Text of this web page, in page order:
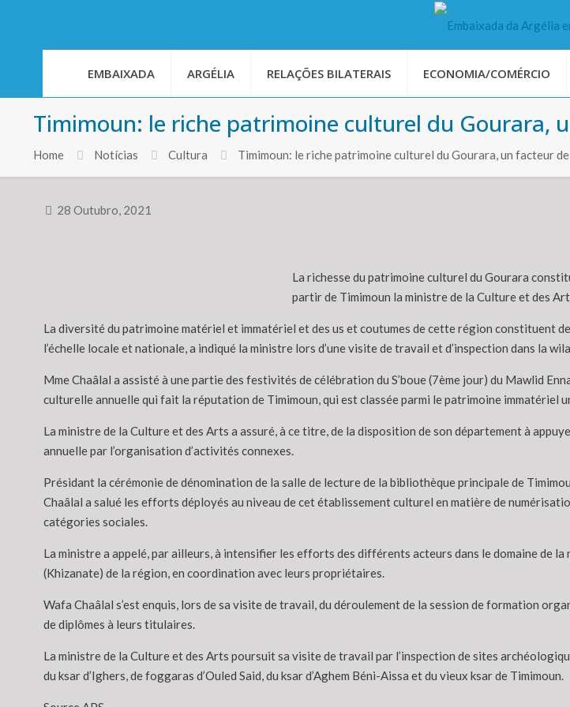
EMBAIXADA ARGÉLIA RELAÇÕES BILATERAIS ECONOMIA/COMÉRCIO
Timimoun: le riche patrimoine culturel du Gourara,
Home Notícias Cultura Timimoun: le riche patrimoine culturel du Gourara, un facteur
28 Outubro, 2021
La richesse du patrimoine culturel du Gourara
partir de Timimoun la ministre de la Culture et des
La diversité du patrimoine matériel et immatériel et des us et coutumes de cette région constituent
l’échelle locale et nationale, a indiqué la ministre lors d’une visite de travail et d’inspection dans la
Mme Chaâlal a assisté à une partie des festivités de célébration du S’boue (7ème jour) du Mawlid
culturelle annuelle qui fait la réputation de Timimoun, qui est classée parmi le patrimoine
La ministre de la Culture et des Arts a assuré, à ce titre, de la disposition de son département à
annuelle par l’organisation d’activités connexes.
Présidant la cérémonie de dénomination de la salle de lecture de la bibliothèque principale de
Chaâlal a salué les efforts déployés au niveau de cet établissement culturel en matière de
catégories sociales.
La ministre a appelé, par ailleurs, à intensifier les efforts des différents acteurs dans le domaine de
(Khizanate) de la région, en coordination avec leurs propriétaires.
Wafa Chaâlal s’est enquis, lors de sa visite de travail, du déroulement de la session de formation
de diplômes à leurs titulaires.
La ministre de la Culture et des Arts poursuit sa visite de travail par l’inspection de sites
du ksar d’Ighers, de foggaras d’Ouled Said, du ksar d’Aghem Béni-Aissa et du vieux ksar de Timimoun.